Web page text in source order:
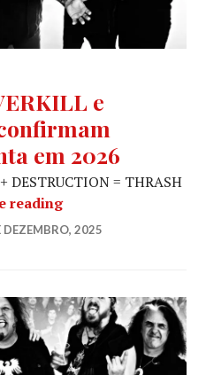
e
em 2026
DESTRUCTION = THRASH
readingTESTAMENT,
DEZEMBRO, 2025